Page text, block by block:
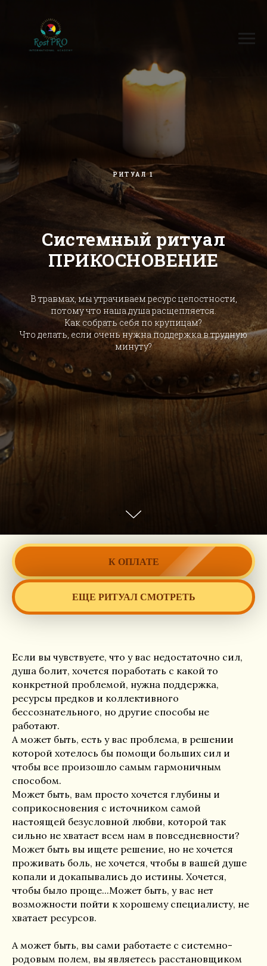
РИТУАЛ 1
Системный ритуал
ПРИКОСНОВЕНИЕ
В травмах, мы утрачиваем ресурс целостности,
потому что наша душа расщепляется.
Как собрать себя по крупицам?
Что делать, если очень нужна поддержка в трудную
минуту?
К ОПЛАТЕ
ЕЩЕ РИТУАЛ СМОТРЕТЬ
Если вы чувствуете, что у вас недостаточно сил,
душа болит, хочется поработать с какой то
конкретной проблемой, нужна поддержка,
ресурсы предков и коллективного
бессознательного, но другие способы не
работают.
А может быть, есть у вас проблема, в решении
которой хотелось бы помощи больших сил и
чтобы все произошло самым гармоничным
способом.
Может быть, вам просто хочется глубины и
соприкосновения с источником самой
настоящей безусловной любви, которой так
сильно не хватает всем нам в повседневности?
Может быть вы ищете решение, но не хочется
проживать боль, не хочется, чтобы в вашей душе
копали и докапывались до истины. Хочется,
чтобы было проще...Может быть, у вас нет
возможности пойти к хорошему специалисту, не
хватает ресурсов.
А может быть, вы сами работаете с системно-
родовым полем, вы являетесь расстановщиком